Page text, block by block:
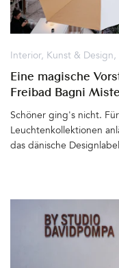
Interior, Kunst & Design,
Eine magische
Freibad Bagni
Milano
Schöner ging's nicht.
Leuchtenkollektionen
das dänische
Kräuter- und
und Terrassen, finden